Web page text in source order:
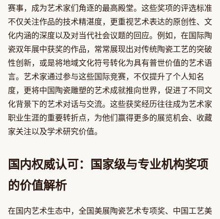
赛事，成为艺术家们角逐的最高殿堂。这些奖项的评选标准
不仅关注作品的技术精湛度，更重视艺术表达的原创性、文
化内涵的深度以及对当代社会议题的回应。例如，在国际陶
瓷双年展中获奖的作品，常常展现出对传统陶瓷工艺的突破
性创新，或是将地域文化符号转化为具有普世价值的艺术语
言。艺术家通过参与这些国际竞赛，不仅提升了个人知名
度，更将中国陶瓷雕塑的艺术成就推向世界，促进了不同文
化背景下的艺术对话与交流。这些获奖经历往往成为艺术家
职业生涯的重要转折点，为他们赢得更多的展览机会、收藏
家关注以及学术研究价值。
国内权威认可：国家级与专业机构奖项
的价值解析
在国内艺术生态中，全国美展陶瓷艺术专项奖、中国工艺美